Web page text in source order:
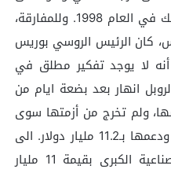
الاستقرار والازدهار. وقد حصل ذلك في العام 1998. وللمفارقة،
كان الرئيس الروسي بوريس
لا يوجد تفكير مطلق في
انهار بعد بضعة ايام من
ولم تخرج من أزمتها سوى
بعد تدخل صندوق النقد الدولي ودعمها بـ11.2 مليار دولار. الى
جانب دعم آخر وفّرته البلدان الصناعية الكبرى بقيمة 11 مليار